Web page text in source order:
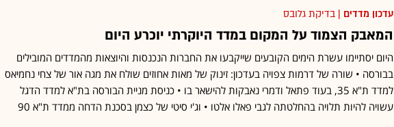
עדכון מדדים | בדיקת גלובס
המאבק הצמוד על המקום במדד היוקרתי יוכרע היום
היום יסתיימו עשרת הימים הקובעים שייקבעו את החברות הנכנסות והיוצאות מהמדדים המובילים
בבורסה • שורה של דרמות צפויה בעדכון: זינוק של מאות אחוזים שולח את מגה אור של צחי נחמיאס
למדד ת"א 35, בעוד פתאל ודמרי נאבקות להישאר בו • כניסת מניית הבורסה בת"א למדד הדגל
עשויה להיות תלויה בהחלטתה לגבי פאלו אלטו • וג'י סיטי של כצמן בסכנת הדחה ממדד ת"א 90